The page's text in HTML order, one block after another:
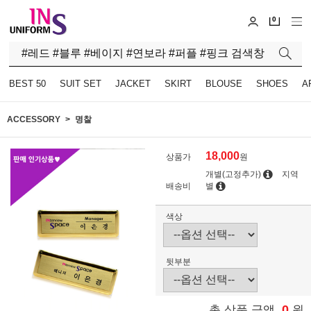
0
BEST 50 SUIT SET JACKET SKIRT BLOUSE SHOES
ACCESSORY 명찰
상품가 18,000원
배송비
개별(고정추가)
지역
별
색상
뒷부분